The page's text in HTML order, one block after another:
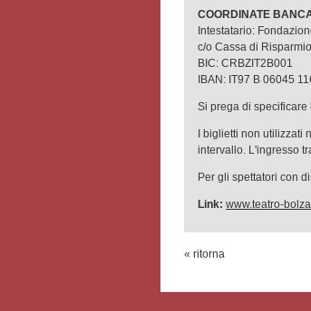
COORDINATE
Intestatario:
c/o Cassa di
BIC: CRBZIT2B001
IBAN: IT97 B 06045
Si prega di
I biglietti non
intervallo. L'ingresso
Per gli spettatori con
Link: www.teatro-
« ritorna